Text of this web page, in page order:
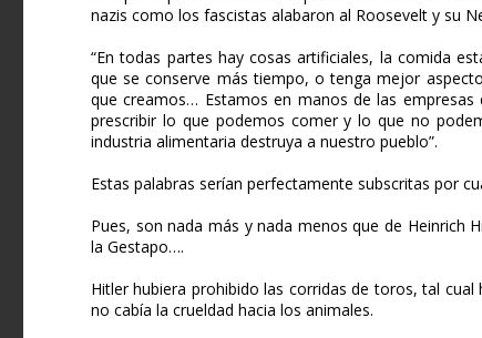
nazis como los fascistas alabaron al Roosevelt y su
“En todas partes hay cosas artificiales, la comida
que se conserve más tiempo, o tenga mejor
que creamos… Estamos en manos de las
prescribir lo que podemos comer y lo que no
industria alimentaria destruya a nuestro pueblo”.
Estas palabras serían perfectamente subscritas por
Pues, son nada más y nada menos que de Heinrich
la Gestapo….
Hitler hubiera prohibido las corridas de toros, tal
no cabía la crueldad hacia los animales.